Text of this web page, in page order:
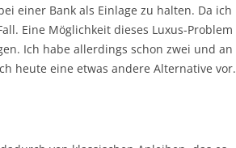
einer Bank als Einlage zu halten. Da ich
Eine Möglichkeit dieses Luxus-Problem
Ich habe allerdings schon zwei und an
heute eine etwas andere Alternative vor.